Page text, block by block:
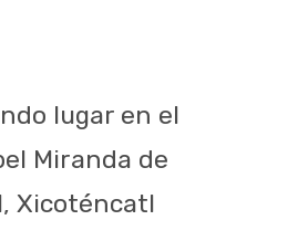
lugar en el
Miranda de
Xicoténcatl